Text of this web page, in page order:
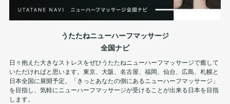
うたたねニューハーフマッサージ
全国ナビ
日々抱えた大きなストレスをぜひうたたねニューハーフマッサージで癒して
いただければと思います。東京、大阪、名古屋、福岡、仙台、広島、札幌と
日本全国に展開予定。「きっとあなたの側にあるニューハーフマッサージ」
を目指し、気軽にニューハーフマッサージが受けることが出来る日本を目指
します。